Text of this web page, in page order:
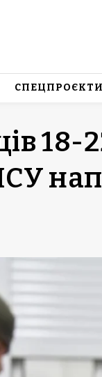
СПЕЦПРОЄКТИ
18-